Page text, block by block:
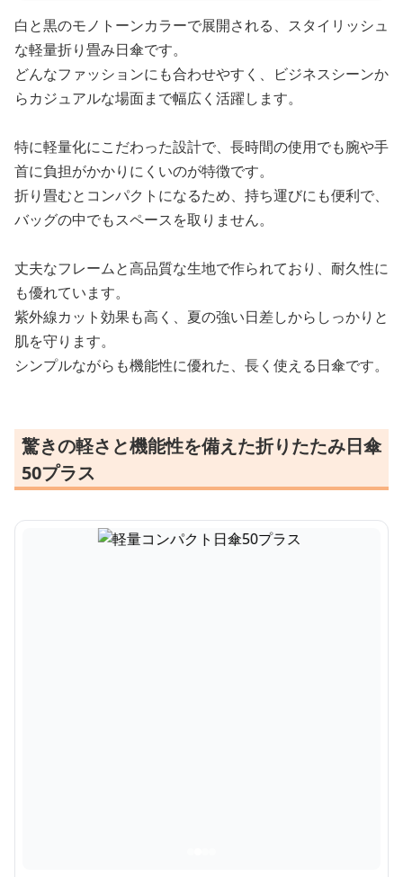
白と黒のモノトーンカラーで展開される、スタイリッシュ
な軽量折り畳み日傘です。
どんなファッションにも合わせやすく、ビジネスシーンか
らカジュアルな場面まで幅広く活躍します。
特に軽量化にこだわった設計で、長時間の使用でも腕や手
首に負担がかかりにくいのが特徴です。
折り畳むとコンパクトになるため、持ち運びにも便利で、
バッグの中でもスペースを取りません。
丈夫なフレームと高品質な生地で作られており、耐久性に
も優れています。
紫外線カット効果も高く、夏の強い日差しからしっかりと
肌を守ります。
シンプルながらも機能性に優れた、長く使える日傘です。
驚きの軽さと機能性を備えた折りたたみ日傘
50プラス